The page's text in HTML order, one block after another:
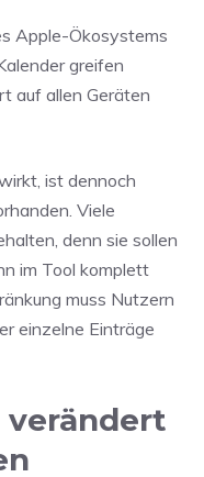
Apple-Ökosystems
greifen
auf allen Geräten
ist dennoch
Viele
denn sie sollen
im Tool komplett
muss Nutzern
einzelne Einträge
verändert